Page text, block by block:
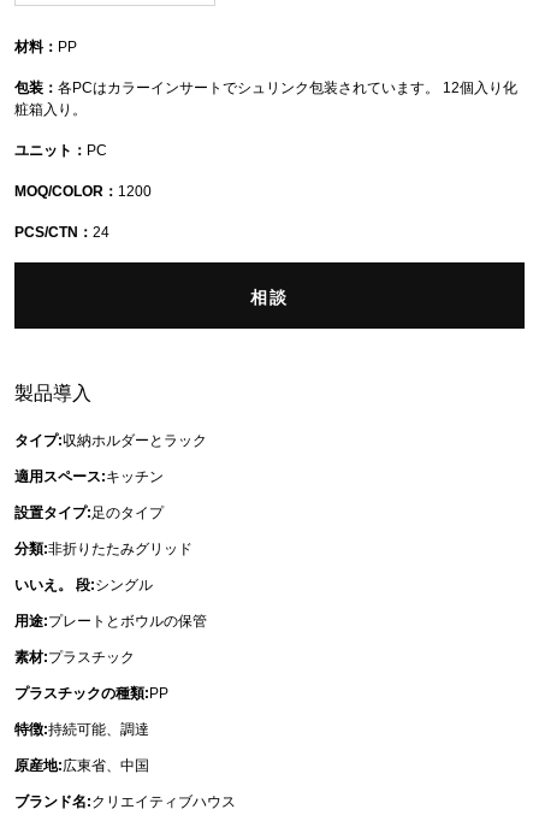
材料： PP
包装： 各PCはカラーインサートでシュリンク包装されています。 12個入り化
粧箱入り。
ユニット： PC
MOQ/COLOR： 1200
PCS/CTN： 24
相談
製品導入
タイプ:収納ホルダーとラック
適用スペース:キッチン
設置タイプ: 足のタイプ
分類:非折りたたみグリッド
いいえ。 段:シングル
用途:プレートとボウルの保管
素材:プラスチック
プラスチックの種類:PP
特徴:持続可能、調達
原産地:広東省、中国
ブランド名:クリエイティブハウス